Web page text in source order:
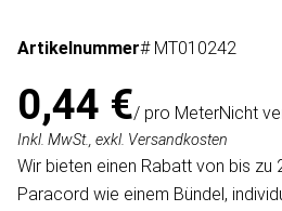
Artikelnummer# MT010242
0,44 €/ pro MeterNicht
Inkl. MwSt., exkl. Versandkosten
Wir bieten einen Rabatt von bis zu
Paracord wie einem Bündel,